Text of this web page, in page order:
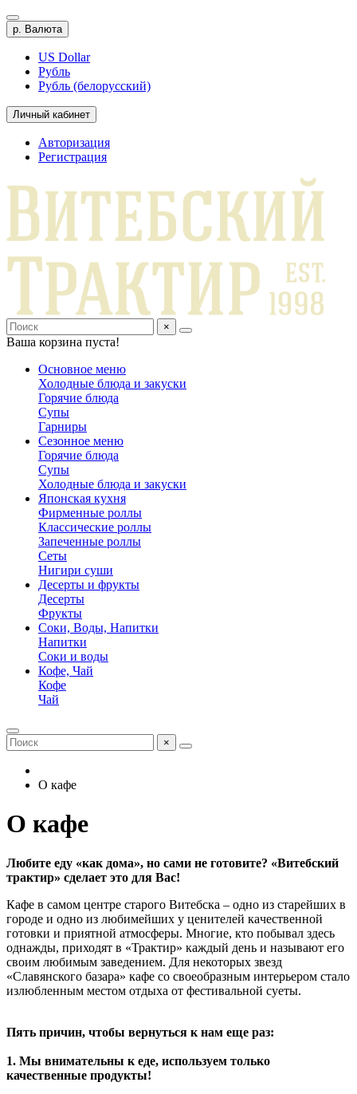
р. Валюта
US Dollar
Рубль
Рубль (белорусский)
Личный кабинет
Авторизация
Регистрация
×
Ваша корзина пуста!
Основное меню
Холодные блюда и закуски
Горячие блюда
Супы
Гарниры
Сезонное меню
Горячие блюда
Супы
Холодные блюда и закуски
Японская кухня
Фирменные роллы
Классические роллы
Запеченные роллы
Сеты
Нигири суши
Десерты и фрукты
Десерты
Фрукты
Соки, Воды, Напитки
Напитки
Соки и воды
Кофе, Чай
Кофе
Чай
×
О кафе
О кафе
Любите еду «как дома», но сами не готовите? «Витебский
трактир» сделает это для Вас!
Кафе в самом центре старого Витебска – одно из старейших в
городе и одно из любимейших у ценителей качественной
готовки и приятной атмосферы. Многие, кто побывал здесь
однажды, приходят в «Трактир» каждый день и называют его
своим любимым заведением. Для некоторых звезд
«Славянского базара» кафе со своеобразным интерьером стало
излюбленным местом отдыха от фестивальной суеты.
Пять причин, чтобы вернуться к нам еще раз:
1. Мы внимательны к еде, используем только
качественные продукты!